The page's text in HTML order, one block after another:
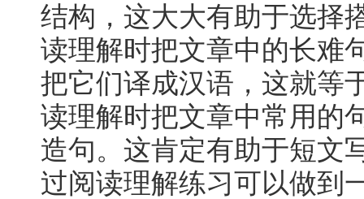
结构，这大大有助于选择
读理解时把文章中的长难
把它们译成汉语，这就等
读理解时把文章中常用的
造句。这肯定有助于短文
过阅读理解练习可以做到